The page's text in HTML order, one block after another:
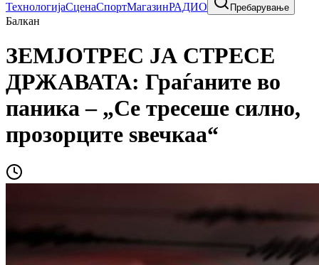
ТехнологијаСценаСпортМагазинРАДИО Пребарување
Балкан
ЗЕМЈОТРЕС ЈА СТРЕСЕ
ДРЖАВАТА: Граѓаните во
паника – „Се тресеше силно,
прозорците ѕвечкаа“